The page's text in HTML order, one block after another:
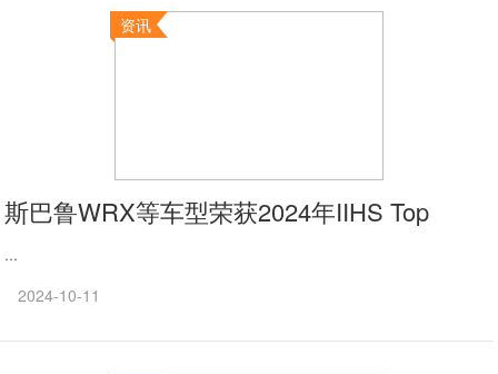
资讯
斯巴鲁WRX等车型荣获2024年IIHS Top
...
2024-10-11